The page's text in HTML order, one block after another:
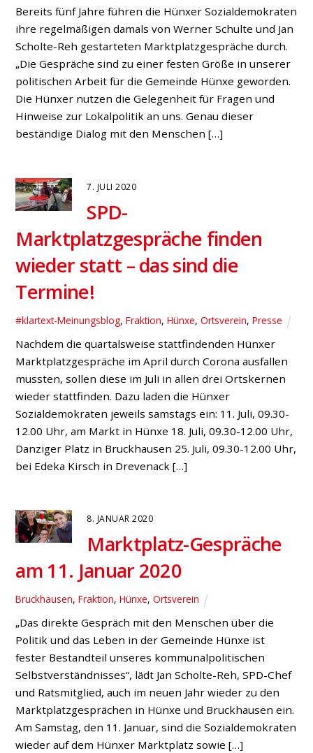
Bereits fünf Jahre führen die Hünxer Sozialdemokraten
ihre regelmäßigen damals von Werner Schulte und Jan
Scholte-Reh gestarteten Marktplatzgespräche durch.
„Die Gespräche sind zu einer festen Größe in unserer
politischen Arbeit für die Gemeinde Hünxe geworden.
Die Hünxer nutzen die Gelegenheit für Fragen und
Hinweise zur Lokalpolitik an uns. Genau dieser
beständige Dialog mit den Menschen […]
7. JULI 2020
SPD-
Marktplatzgespräche finden
wieder statt – das sind die
Termine!
#klartext-Meinungsblog,Fraktion,Hünxe,Ortsverein,Presse
Nachdem die quartalsweise stattfindenden Hünxer
Marktplatzgespräche im April durch Corona ausfallen
mussten, sollen diese im Juli in allen drei Ortskernen
wieder stattfinden. Dazu laden die Hünxer
Sozialdemokraten jeweils samstags ein: 11. Juli, 09.30-
12.00 Uhr, am Markt in Hünxe 18. Juli, 09.30-12.00 Uhr,
Danziger Platz in Bruckhausen 25. Juli, 09.30-12.00 Uhr,
bei Edeka Kirsch in Drevenack […]
8. JANUAR 2020
Marktplatz-Gespräche
am 11. Januar 2020
Bruckhausen,Fraktion,Hünxe,Ortsverein
„Das direkte Gespräch mit den Menschen über die
Politik und das Leben in der Gemeinde Hünxe ist
fester Bestandteil unseres kommunalpolitischen
Selbstverständnisses“, lädt Jan Scholte-Reh, SPD-Chef
und Ratsmitglied, auch im neuen Jahr wieder zu den
Marktplatzgesprächen in Hünxe und Bruckhausen ein.
Am Samstag, den 11. Januar, sind die Sozialdemokraten
wieder auf dem Hünxer Marktplatz sowie […]